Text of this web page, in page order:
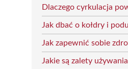
Dlaczego cyrkulacja
Jak dbać o kołdry i
Jak zapewnić sobie
Jakie są zalety